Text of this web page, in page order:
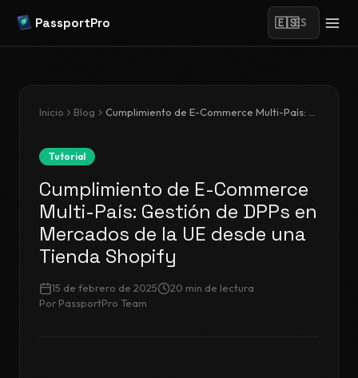
PassportPro 🇪🇸ES
Inicio Blog
Tutorial
Cumplimiento de E-Commerce
Multi-País: Gestión de DPPs en
Mercados de la UE desde una
Tienda Shopify
15 de febrero de 2025 20 min de lectura
Por PassportPro Team